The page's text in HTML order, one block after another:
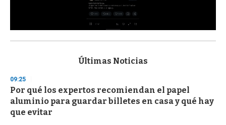
s
d
s
o
f
3
Últimas Noticias
09:25
Por qué los expertos recomiendan el papel
aluminio para guardar billetes en casa y qué hay
que evitar